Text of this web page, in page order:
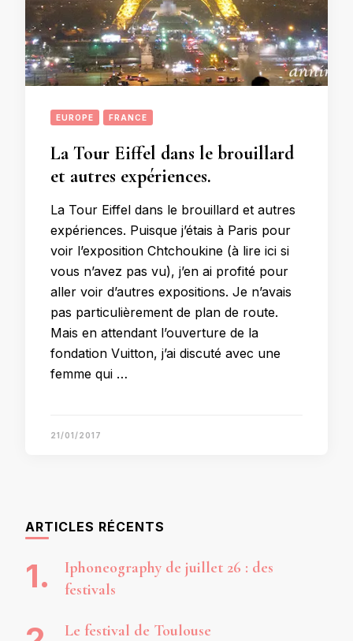
EUROPE FRANCE
La Tour Eiffel dans le brouillard
et autres expériences.
La Tour Eiffel dans le brouillard et autres
expériences. Puisque j’étais à Paris pour
voir l’exposition Chtchoukine (à lire ici si
vous n’avez pas vu), j’en ai profité pour
aller voir d’autres expositions. Je n’avais
pas particulièrement de plan de route.
Mais en attendant l’ouverture de la
fondation Vuitton, j’ai discuté avec une
femme qui …
21/01/2017
ARTICLES RÉCENTS
Iphoneography de juillet 26 : des
festivals
Le festival de Toulouse